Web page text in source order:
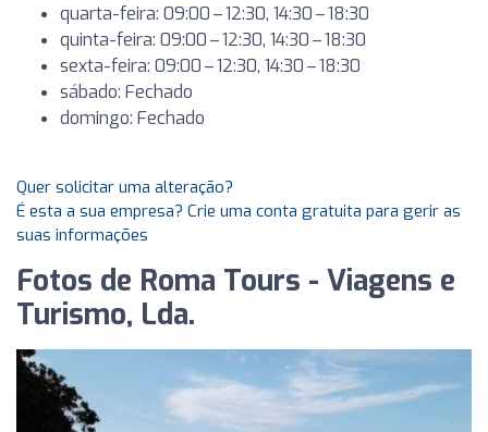
quarta-feira: 09:00 – 12:30, 14:30 – 18:30
quinta-feira: 09:00 – 12:30, 14:30 – 18:30
sexta-feira: 09:00 – 12:30, 14:30 – 18:30
sábado: Fechado
domingo: Fechado
Quer solicitar uma alteração?
É esta a sua empresa? Crie uma conta gratuita para gerir as
suas informações
Fotos de Roma Tours - Viagens e
Turismo, Lda.